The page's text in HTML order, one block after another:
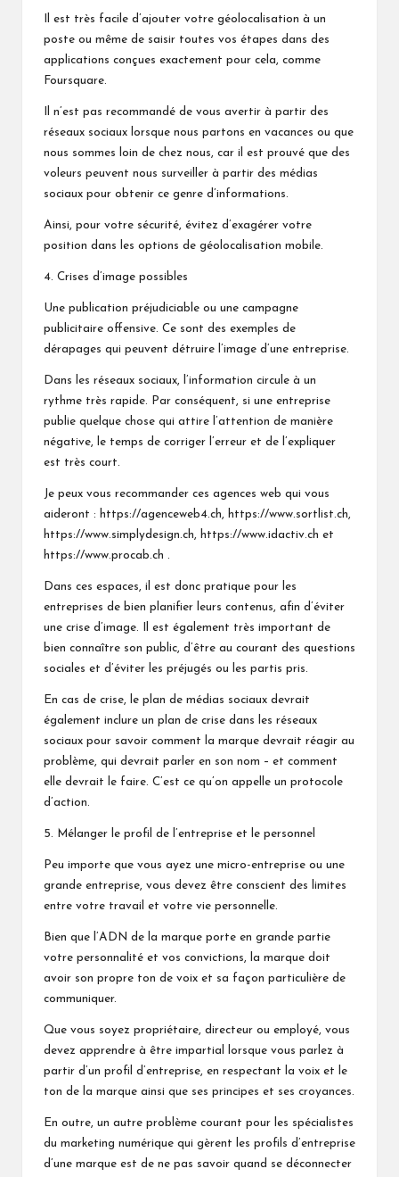
Il est très facile d’ajouter votre géolocalisation à un
poste ou même de saisir toutes vos étapes dans des
applications conçues exactement pour cela, comme
Foursquare.
Il n’est pas recommandé de vous avertir à partir des
réseaux sociaux lorsque nous partons en vacances ou que
nous sommes loin de chez nous, car il est prouvé que des
voleurs peuvent nous surveiller à partir des médias
sociaux pour obtenir ce genre d’informations.
Ainsi, pour votre sécurité, évitez d’exagérer votre
position dans les options de géolocalisation mobile.
4. Crises d’image possibles
Une publication préjudiciable ou une campagne
publicitaire offensive. Ce sont des exemples de
dérapages qui peuvent détruire l’image d’une entreprise.
Dans les réseaux sociaux, l’information circule à un
rythme très rapide. Par conséquent, si une entreprise
publie quelque chose qui attire l’attention de manière
négative, le temps de corriger l’erreur et de l’expliquer
est très court.
Je peux vous recommander ces agences web qui vous
aideront : https://agenceweb4.ch https://www.sortlist.ch
https://www.simplydesign.ch
https://www.idactiv.ch et
https://www.procab.ch
Dans ces espaces, il est donc pratique pour les
entreprises de bien planifier leurs contenus, afin d’éviter
une crise d’image. Il est également très important de
bien connaître son public, d’être au courant des questions
sociales et d’éviter les préjugés ou les partis pris.
En cas de crise, le plan de médias sociaux devrait
également inclure un plan de crise dans les réseaux
sociaux pour savoir comment la marque devrait réagir au
problème, qui devrait parler en son nom – et comment
elle devrait le faire. C’est ce qu’on appelle un protocole
d’action.
5. Mélanger le profil de l’entreprise et le personnel
Peu importe que vous ayez une micro-entreprise ou une
grande entreprise, vous devez être conscient des limites
entre votre travail et votre vie personnelle.
Bien que l’ADN de la marque porte en grande partie
votre personnalité et vos convictions, la marque doit
avoir son propre ton de voix et sa façon particulière de
communiquer.
Que vous soyez propriétaire, directeur ou employé, vous
devez apprendre à être impartial lorsque vous parlez à
partir d’un profil d’entreprise, en respectant la voix et le
ton de la marque ainsi que ses principes et ses croyances.
En outre, un autre problème courant pour les spécialistes
du marketing numérique qui gèrent les profils d’entreprise
d’une marque est de ne pas savoir quand se déconnecter